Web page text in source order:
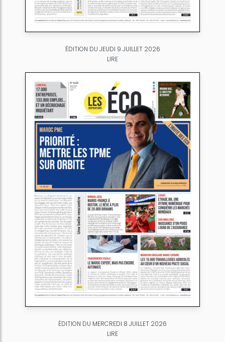
ÉDITION DU JEUDI 9 JUILLET 2026
LIRE
ÉDITION DU MERCREDI 8 JUILLET 2026
LIRE